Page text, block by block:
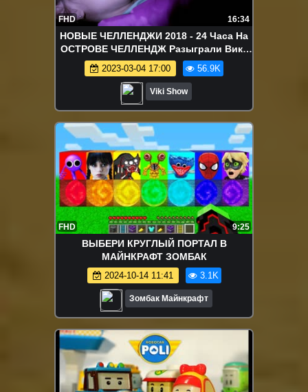
FHD 16:34
НОВЫЕ ЧЕЛЛЕНДЖИ 2018 - 24 Часа На
ОСТРОВЕ ЧЕЛЛЕНДЖ Разыграли Вику
24 hour CHALLENGE / Вики Шоу
2023-03-04 17:00 56.9K
Viki Show
FHD 9:25
ВЫБЕРИ КРУГЛЫЙ ПОРТАЛ В
МАЙНКРАФТ ЗОМБАК
2024-10-14 11:41 3.1K
Зомбак Майнкрафт